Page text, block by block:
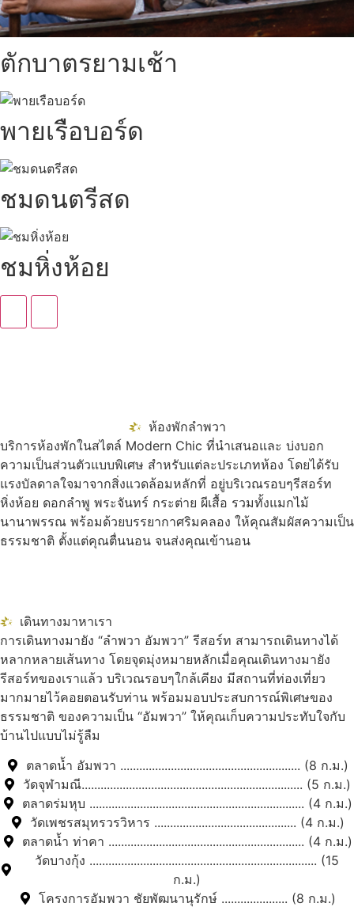
ตักบาตรยามเช้า
พายเรือบอร์ด
ชมดนตรีสด
ชมหิ่งห้อย
ห้องพักลำพวา
บริการห้องพักในสไตล์ Modern Chic ที่นำเสนอและ บ่งบอก
ความเป็นส่วนตัวแบบพิเศษ สำหรับแต่ละประเภทห้อง โดยได้รับ
แรงบัลดาลใจมาจากสิ่งแวดล้อมหลักที่ อยู่บริเวณรอบๆรีสอร์ท
หิ่งห้อย ดอกลำพู พระจันทร์ กระต่าย ผีเสื้อ รวมทั้งแมกไม้
นานาพรรณ พร้อมด้วยบรรยากาศริมคลอง ให้คุณสัมผัสความเป็น
ธรรมชาติ ตั้งแต่คุณตื่นนอน จนส่งคุณเข้านอน
เดินทางมาหาเรา
การเดินทางมายัง “ลำพวา อัมพวา” รีสอร์ท สามารถเดินทางได้
หลากหลายเส้นทาง โดยจุดมุ่งหมายหลักเมื่อคุณเดินทางมายัง
รีสอร์ทของเราแล้ว บริเวณรอบๆใกล้เคียง มีสถานที่ท่องเที่ยว
มากมายไว้คอยตอนรับท่าน พร้อมมอบประสบการณ์พิเศษของ
ธรรมชาติ ของความเป็น “อัมพวา” ให้คุณเก็บความประทับใจกับ
บ้านไปแบบไม่รู้ลืม
ตลาดน้ำ อัมพวา ......................................................... (8 ก.ม.)
วัดจุฬามณี...................................................................... (5 ก.ม.)
ตลาดร่มหุบ .................................................................... (4 ก.ม.)
วัดเพชรสมุทรวรวิหาร ............................................. (4 ก.ม.)
ตลาดน้ำ ท่าคา .............................................................. (4 ก.ม.)
วัดบางกุ้ง ........................................................................ (15
ก.ม.)
โครงการอัมพวา ชัยพัฒนานุรักษ์ ..................... (8 ก.ม.)